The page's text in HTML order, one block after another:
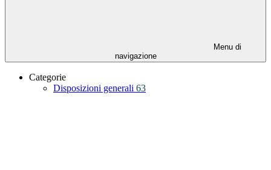
Menu di
navigazione
Categorie
Disposizioni generali 63